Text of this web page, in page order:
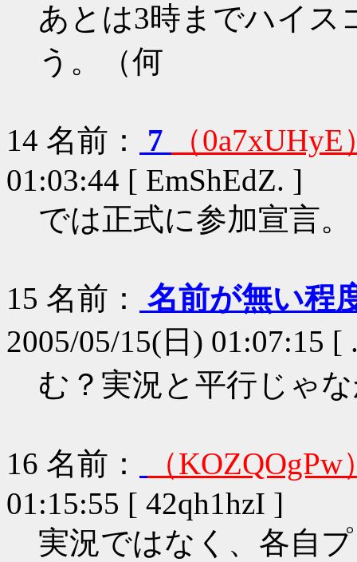
あとは3時までハイス
う。（何
14 名前： 7
（0a7xUHyE
01:03:44 [ EmShEdZ. ]
では正式に参加宣言。
15 名前：
名前が無い程
2005/05/15(日) 01:07:15 [
む？実況と平行じゃ
16 名前：
（KOZQOgPw
01:15:55 [ 42qh1hzI ]
実況ではなく、各自